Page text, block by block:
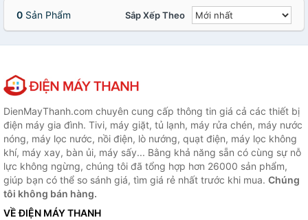
0 Sản Phẩm Sắp Xếp Theo
DienMayThanh.com chuyên cung cấp thông tin giá cả các thiết bị
điện máy gia đình. Tivi, máy giặt, tủ lạnh, máy rửa chén, máy nước
nóng, máy lọc nước, nồi điện, lò nướng, quạt điện, máy lọc không
khí, máy xay, bàn ủi, máy sấy... Bằng khả năng sẵn có cùng sự nỗ
lực không ngừng, chúng tôi đã tổng hợp hơn 26000 sản phẩm,
giúp bạn có thể so sánh giá, tìm giá rẻ nhất trước khi mua. Chúng
tôi không bán hàng.
VỀ ĐIỆN MÁY THANH